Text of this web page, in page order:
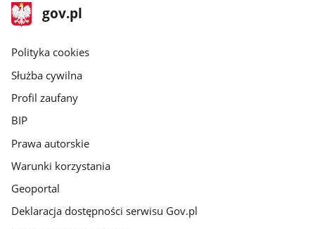
stopka
gov.pl
Strona
gov.pl
gov.pl
Polityka cookies
Służba cywilna
Profil zaufany
BIP
Prawa autorskie
Warunki korzystania
Geoportal
Deklaracja dostępności serwisu Gov.pl